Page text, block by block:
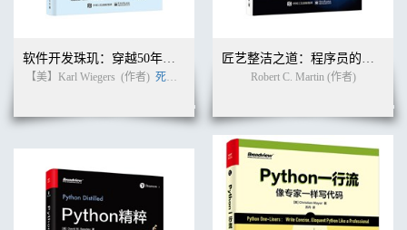
软件开发珠玑：穿越50年软件往事的60条戒律
【美】Karl Wiegers (作者) 死月
匠艺整洁之道：程序员的职业修养（英文版）
Robert C. Martin (作者)